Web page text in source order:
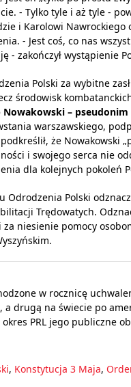
- Tylko tyle i aż tyle -
i Karolowi
- Jest coś, co nas
- zakończył wystąpienie
Polski za wybitne
środowisk
Nowakowski – pseudonim
warszawskiego,
że Nowakowski
i swojego serca nie
dla kolejnych pokoleń
Polski
Trędowatych.
niesienie pomocy
w rocznicę
drugą na świecie po
PRL jego publiczne
, Konstytucja 3 Maja,